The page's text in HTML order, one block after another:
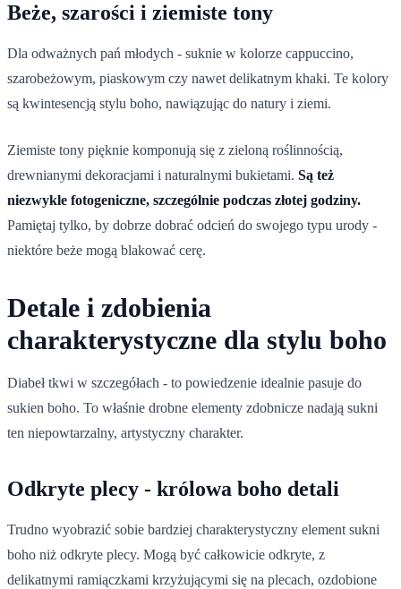
Beże, szarości i ziemiste tony
Dla odważnych pań młodych - suknie w kolorze cappuccino,
szarobeżowym, piaskowym czy nawet delikatnym khaki. Te kolory
są kwintesencją stylu boho, nawiązując do natury i ziemi.
Ziemiste tony pięknie komponują się z zieloną roślinnością,
drewnianymi dekoracjami i naturalnymi bukietami. Są też
niezwykle fotogeniczne, szczególnie podczas złotej godziny.
Pamiętaj tylko, by dobrze dobrać odcień do swojego typu urody -
niektóre beże mogą blakować cerę.
Detale i zdobienia
charakterystyczne dla stylu boho
Diabeł tkwi w szczegółach - to powiedzenie idealnie pasuje do
sukien boho. To właśnie drobne elementy zdobnicze nadają sukni
ten niepowtarzalny, artystyczny charakter.
Odkryte plecy - królowa boho detali
Trudno wyobrazić sobie bardziej charakterystyczny element sukni
boho niż odkryte plecy. Mogą być całkowicie odkryte, z
delikatnymi ramiączkami krzyżującymi się na plecach, ozdobione